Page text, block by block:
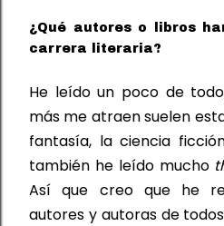
¿Qué autores o libros
carrera literaria?
He leído un poco de
más me atraen suelen
fantasía, la ciencia
también he leído mucho
Así que creo que he
autores y autoras de